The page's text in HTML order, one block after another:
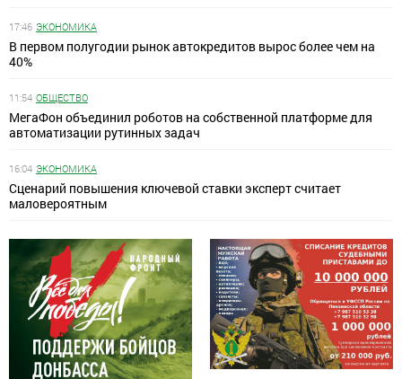
17:46 ЭКОНОМИКА
В первом полугодии рынок автокредитов вырос более чем на
40%
11:54 ОБЩЕСТВО
МегаФон объединил роботов на собственной платформе для
автоматизации рутинных задач
16:04 ЭКОНОМИКА
Сценарий повышения ключевой ставки эксперт считает
маловероятным